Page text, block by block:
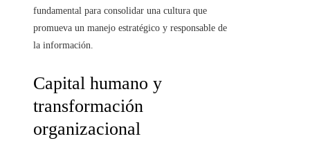
fundamental para consolidar una cultura que
promueva un manejo estratégico y responsable de
la información.
Capital humano y
transformación
organizacional